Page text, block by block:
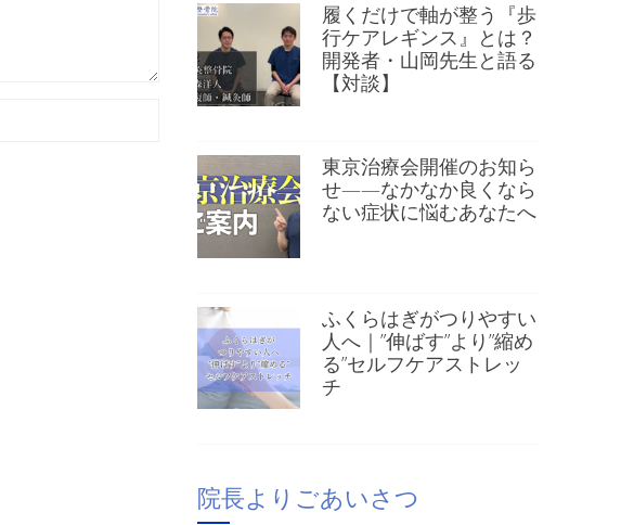
履くだけで軸が整う『歩
行ケアレギンス』とは？
開発者・山岡先生と語る
【対談】
東京治療会開催のお知ら
せ——なかなか良くなら
ない症状に悩むあなたへ
ふくらはぎがつりやすい
人へ｜”伸ばす”より”縮め
る”セルフケアストレッ
チ
院長よりごあいさつ